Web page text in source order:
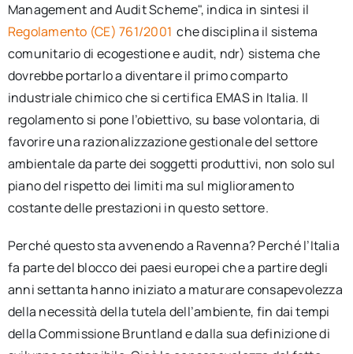
Management and Audit Scheme", indica in sintesi il
Regolamento (CE) 761/2001 che disciplina il sistema
comunitario di ecogestione e audit, ndr) sistema che
dovrebbe portarlo a diventare il primo comparto
industriale chimico che si certifica EMAS in Italia. Il
regolamento si pone l’obiettivo, su base volontaria, di
favorire una razionalizzazione gestionale del settore
ambientale da parte dei soggetti produttivi, non solo sul
piano del rispetto dei limiti ma sul miglioramento
costante delle prestazioni in questo settore.
Perché questo sta avvenendo a Ravenna? Perché l’Italia
fa parte del blocco dei paesi europei che a partire degli
anni settanta hanno iniziato a maturare consapevolezza
della necessità della tutela dell’ambiente, fin dai tempi
della Commissione Bruntland e dalla sua definizione di